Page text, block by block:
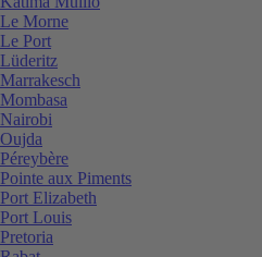
Le Morne
Le Port
Lüderitz
Marrakesch
Mombasa
Nairobi
Oujda
Péreybère
Pointe aux Piments
Port Elizabeth
Port Louis
Pretoria